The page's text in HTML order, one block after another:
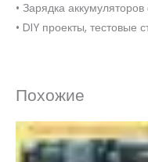
• Зарядка
• DIY проекты, тестовые
Похожие